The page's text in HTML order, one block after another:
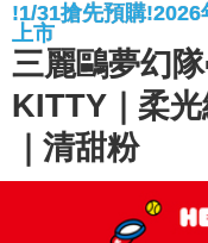
!1/31搶先預購
上市
三麗鷗夢幻
KITTY｜柔
｜清甜粉